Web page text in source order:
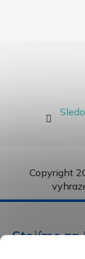
Copyright
Stojíme